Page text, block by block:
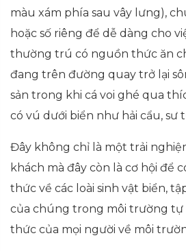
màu xám phía sau vây lưng),
hoặc số riêng để dễ dàng cho
thường trú có nguồn thức ăn
đang trên đường quay trở lại
sản trong khi cá voi ghé qua
có vú dưới biển như hải cẩu, sư
Đây không chỉ là một trải
khách mà đây còn là cơ hội để
thức về các loài sinh vật biển,
của chúng trong môi trường tự
thức của mọi người về môi